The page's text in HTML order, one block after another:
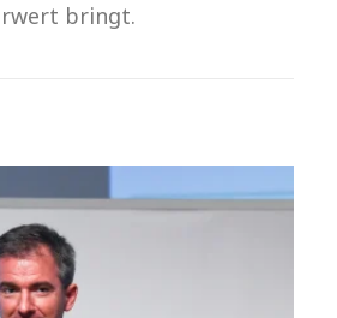
bringt.